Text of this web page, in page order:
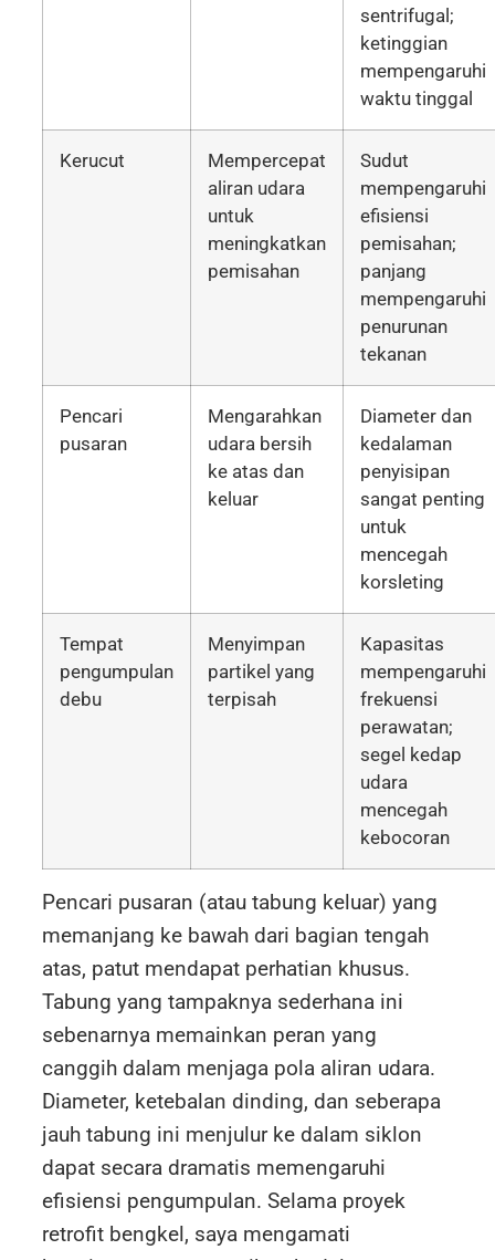
sentrifugal;
ketinggian
mempengaruhi
waktu tinggal
Kerucut
Mempercepat
aliran udara
untuk
meningkatkan
pemisahan
Sudut
mempengaruhi
efisiensi
pemisahan;
panjang
mempengaruhi
penurunan
tekanan
Pencari
pusaran
Mengarahkan
udara bersih
ke atas dan
keluar
Diameter dan
kedalaman
penyisipan
sangat penting
untuk
mencegah
korsleting
Tempat
pengumpulan
debu
Menyimpan
partikel yang
terpisah
Kapasitas
mempengaruhi
frekuensi
perawatan;
segel kedap
udara
mencegah
kebocoran
Pencari pusaran (atau tabung keluar) yang
memanjang ke bawah dari bagian tengah
atas, patut mendapat perhatian khusus.
Tabung yang tampaknya sederhana ini
sebenarnya memainkan peran yang
canggih dalam menjaga pola aliran udara.
Diameter, ketebalan dinding, dan seberapa
jauh tabung ini menjulur ke dalam siklon
dapat secara dramatis memengaruhi
efisiensi pengumpulan. Selama proyek
retrofit bengkel, saya mengamati